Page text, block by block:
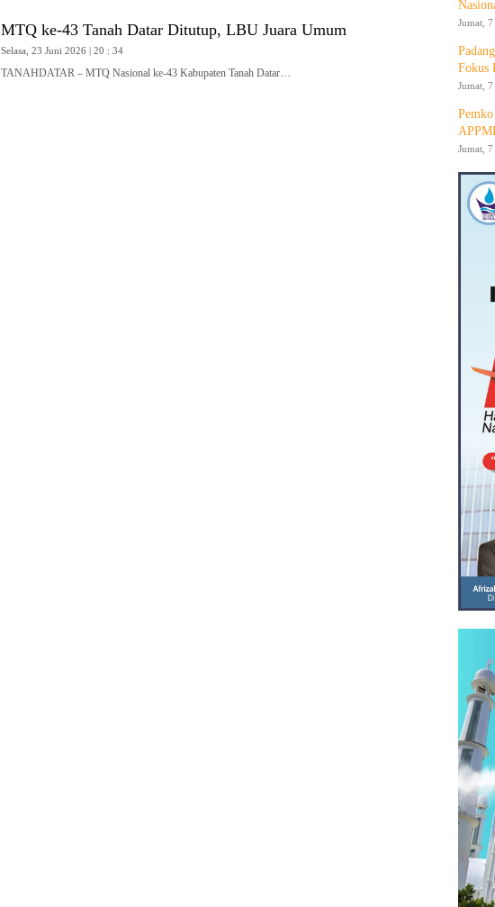
MTQ ke-43 Tanah Datar Ditutup, LBU Juara Umum
Selasa, 23 Juni 2026 | 20 : 34
TANAHDATAR – MTQ Nasional ke-43 Kabupaten Tanah Datar…
Jumat,
Fokus
Jumat,
Jumat,